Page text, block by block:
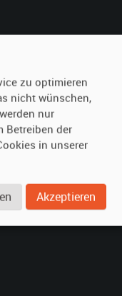
zu optimieren
nicht wünschen,
nur
Betreiben der
in unserer
Akzeptieren